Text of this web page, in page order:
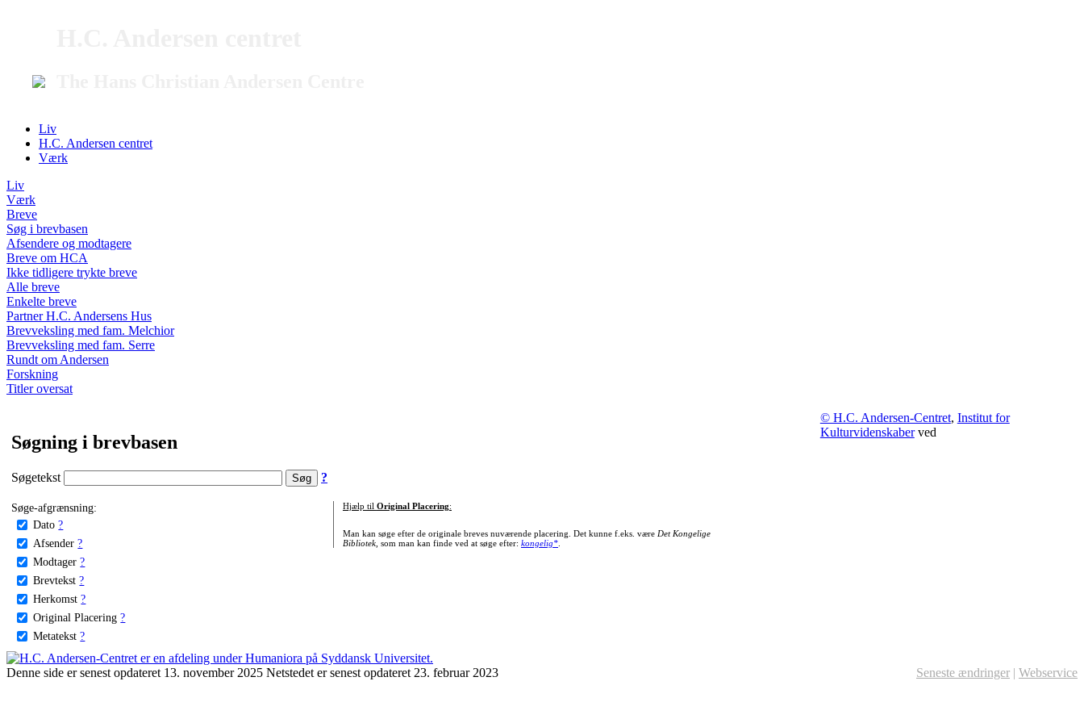
Liv
H.C. Andersen centret
Værk
Liv
Værk
Breve
Søg i brevbasen
Afsendere og modtagere
Breve om HCA
Ikke tidligere trykte breve
Alle breve
Enkelte breve
Partner H.C. Andersens Hus
Brevveksling med fam. Melchior
Brevveksling med fam. Serre
Rundt om Andersen
Forskning
Titler oversat
Søgning i brevbasen
Søgetekst ?
Søge-afgrænsning:
Dato ?
Afsender ?
Modtager ?
Brevtekst ?
Herkomst ?
Original Placering ?
Metatekst ?
Hjælp til Original Placering:
Man kan søge efter de originale breves nuværende placering. Det kunne f.eks. være Det Kongelige
Bibliotek, som man kan finde ved at søge efter: kongelig*.
© H.C. Andersen-Centret, Institut for
Kulturvidenskaberved
Denne side er senest opdateret 13. november 2025 Netstedet er senest opdateret 23. februar 2023 Seneste ændringer | Webservice